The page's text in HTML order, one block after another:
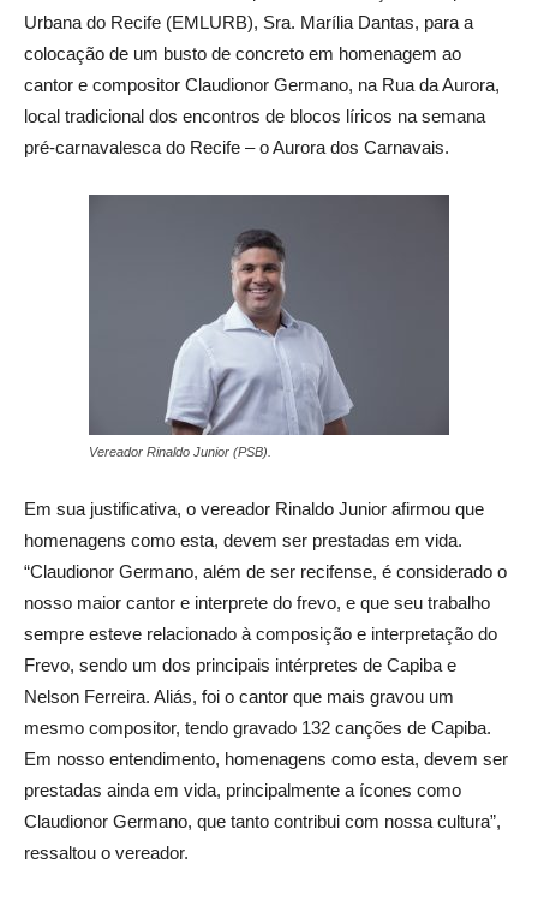
Urbana do Recife (EMLURB), Sra. Marília Dantas, para a
colocação de um busto de concreto em homenagem ao
cantor e compositor Claudionor Germano, na Rua da Aurora,
local tradicional dos encontros de blocos líricos na semana
pré-carnavalesca do Recife – o Aurora dos Carnavais.
Vereador Rinaldo Junior (PSB).
Em sua justificativa, o vereador Rinaldo Junior afirmou que
homenagens como esta, devem ser prestadas em vida.
“Claudionor Germano, além de ser recifense, é considerado o
nosso maior cantor e interprete do frevo, e que seu trabalho
sempre esteve relacionado à composição e interpretação do
Frevo, sendo um dos principais intérpretes de Capiba e
Nelson Ferreira. Aliás, foi o cantor que mais gravou um
mesmo compositor, tendo gravado 132 canções de Capiba.
Em nosso entendimento, homenagens como esta, devem ser
prestadas ainda em vida, principalmente a ícones como
Claudionor Germano, que tanto contribui com nossa cultura”,
ressaltou o vereador.